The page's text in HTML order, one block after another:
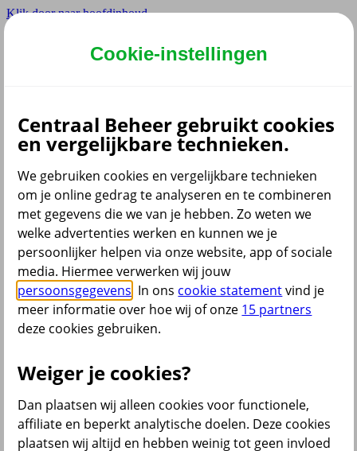
Klik door naar hoofdinhoud
Hoofdmenu navigatie
Adviseur
Partner
Dyslexie lettertype
Aan / Uit
Cookies aanpassen
CoBrowsing
Start
Menu
Producten
Situaties Klantenservice
Cookie-instellingen
Centraal Beheer gebruikt cookies
en vergelijkbare technieken.
We gebruiken cookies en vergelijkbare technieken
om je online gedrag te analyseren en te combineren
met gegevens die we van je hebben. Zo weten we
welke advertenties werken en kunnen we je
persoonlijker helpen via onze website, app of sociale
media. Hiermee verwerken wij jouw
persoonsgegevens . In ons cookie statementvind je
meer informatie over hoe wij of onze 15 partners
deze cookies gebruiken.
Weiger je cookies?
Dan plaatsen wij alleen cookies voor functionele,
affiliate en beperkt analytische doelen. Deze cookies
plaatsen wij altijd en hebben weinig tot geen invloed